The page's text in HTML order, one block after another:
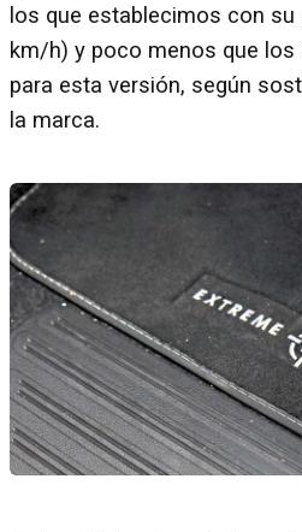
los que establecimos con su
km/h) y poco menos que
para esta versión, según
la marca.